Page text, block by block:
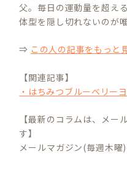
父。毎日の運動量を超え
体型を隠し切れないのが
⇒ この人の記事をもっと
【関連記事】
・はちみつブルーベリー
【最新のコラムは、メー
す】
メールマガジン(毎週木曜